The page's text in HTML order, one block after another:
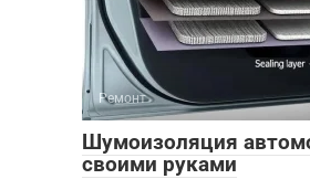
Ремонт
Шумоизоляция
своими руками